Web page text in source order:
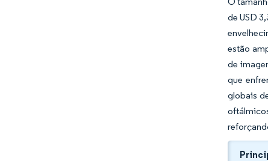
de USD
estão
de
que
globais